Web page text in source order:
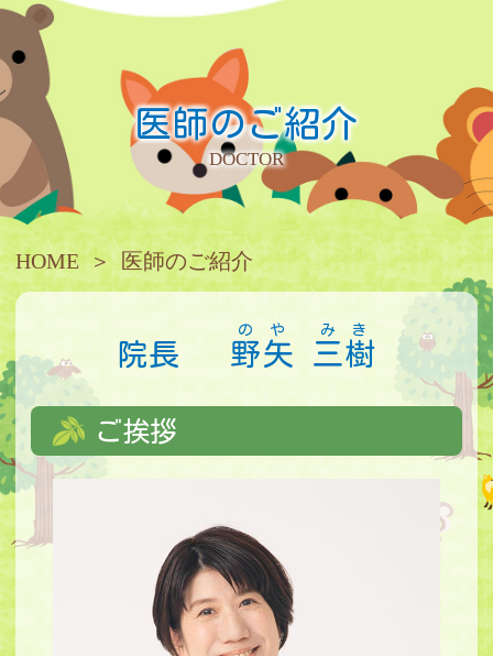
医師のご紹介
DOCTOR
HOME 医師のご紹介
院長 野矢
のや
三樹
みき
ご挨拶